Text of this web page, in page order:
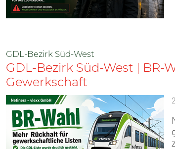
GDL-Bezirk Süd-West
GDL-Bezirk Süd-West | BR-
Gewerkschaft